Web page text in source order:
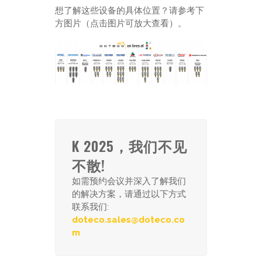
想了解这些设备的具体位置？请参考下
方图片（点击图片可放大查看）。
K 2025，我们不见
不散!
如需预约会议并深入了解我们
的解决方案，请通过以下方式
联系我们:
doteco.sales@doteco.co
m